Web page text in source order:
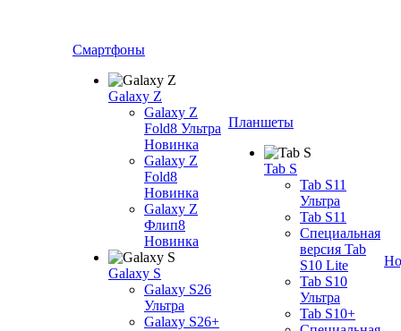
Смартфоны
Galaxy Z
Galaxy Z
Fold8 Ультра
Новинка
Galaxy Z
Fold8
Новинка
Galaxy Z
Флип8
Новинка
Galaxy S
Galaxy S26
Ультра
Galaxy S26+
Планшеты
Tab S
Tab S11
Ультра
Tab S11
Специальная
версия Tab
S10 Lite
Tab S10
Ультра
Tab S10+